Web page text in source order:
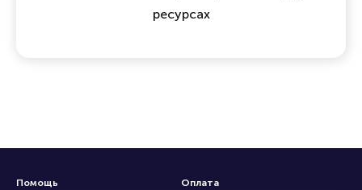
ресурсах
Помощь
Оплата